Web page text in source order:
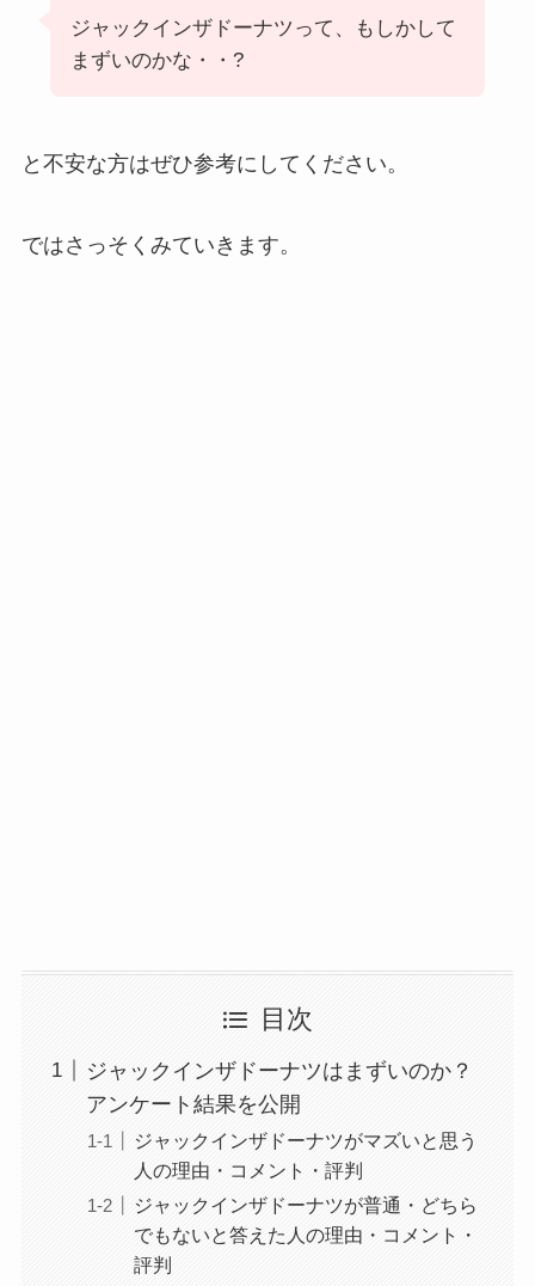
ジャックインザドーナツって、もしかして
まずいのかな・・?
と不安な方はぜひ参考にしてください。
ではさっそくみていきます。
目次
ジャックインザドーナツはまずいのか？
アンケート結果を公開
ジャックインザドーナツがマズいと思う
人の理由・コメント・評判
ジャックインザドーナツが普通・どちら
でもないと答えた人の理由・コメント・
評判